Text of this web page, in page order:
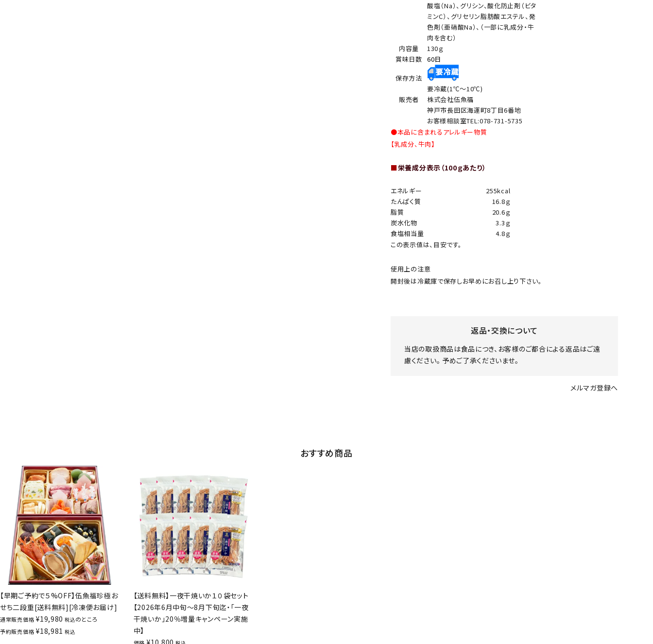
酸塩（Na）、グリシン、酸化防止剤（ビタ
ミンC）、グリセリン脂肪酸エステル、発
色剤（亜硝酸Na）、（一部に乳成分・牛
肉を含む）
内容量
130ｇ
賞味日数 60日
保存方法
要冷蔵(1℃～10℃)
販売者
株式会社伍魚福
神戸市長田区海運町8丁目6番地
お客様相談室TEL:078-731-5735
●本品に含まれるアレルギー物質
【乳成分、牛肉】
■栄養成分表示（100ｇあたり）
エネルギー
255kcal
たんぱく質
16.8ｇ
脂質
20.6ｇ
炭水化物
3.3ｇ
食塩相当量
4.8ｇ
この表示値は、目安です。
使用上の注意
開封後は冷蔵庫で保存しお早めにお召し上り下さい。
返品・交換について
当店の取扱商品は食品につき、お客様のご都合による返品はご遠
慮ください。 予めご了承くださいませ。
メルマガ登録へ
おすすめ商品
【早期ご予約で５%OFF】伍魚福珍極お
せち二段重[送料無料][冷凍便お届け]
通常販売価格 ¥19,980 税込のところ
予約販売価格 ¥18,981 税込
【送料無料】一夜干焼いか１０袋セット
【2026年6月中旬～8月下旬迄・「一夜
干焼いか」20％増量キャンペーン実施
中】
価格 ¥10,800